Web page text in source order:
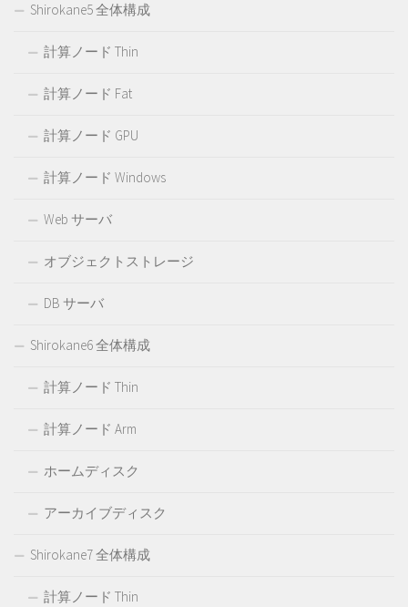
Shirokane5 全体構成
計算ノード Thin
計算ノード Fat
計算ノード GPU
計算ノード Windows
Web サーバ
オブジェクトストレージ
DB サーバ
Shirokane6 全体構成
計算ノード Thin
計算ノード Arm
ホームディスク
アーカイブディスク
Shirokane7 全体構成
計算ノード Thin